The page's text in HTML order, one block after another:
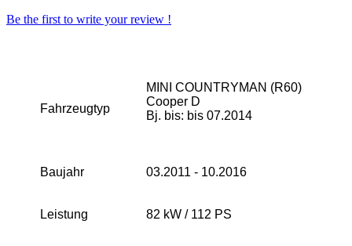
Be the first to write your review !
Fahrzeugtyp
MINI COUNTRYMAN (R60)
Cooper D
Bj. bis: bis 07.2014
Baujahr 03.2011 - 10.2016
Leistung 82 kW / 112 PS